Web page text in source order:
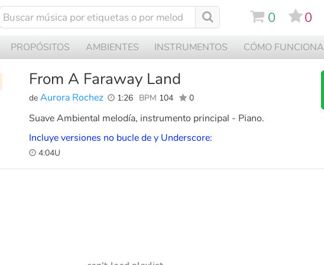
0 0
PROPÓSITOS AMBIENTES INSTRUMENTOS CÓMO FUNCIONA
From A Faraway Land
de Aurora Rochez 1:26 BPM 104 0
Suave Ambiental melodía, instrumento principal - Piano.
Incluye versiones no bucle de y Underscore:
4:04U